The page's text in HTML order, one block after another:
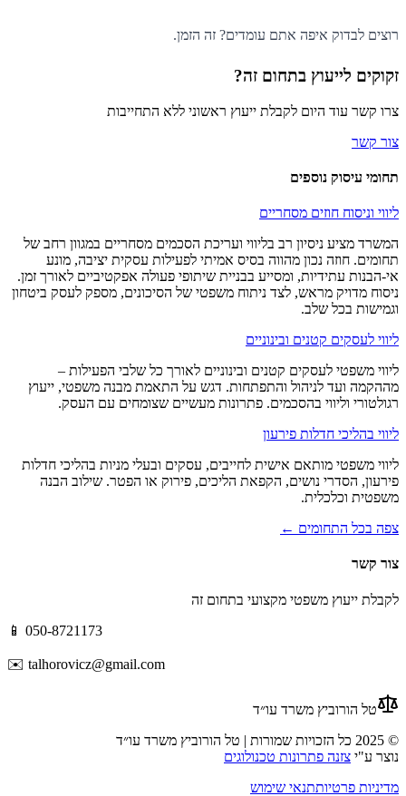
רוצים לבדוק איפה אתם עומדים? זה הזמן.
זקוקים לייעוץ בתחום זה?
צרו קשר עוד היום לקבלת ייעוץ ראשוני ללא התחייבות
צור קשר
תחומי עיסוק נוספים
ליווי וניסוח חוזים מסחריים
המשרד מציע ניסיון רב בליווי ועריכת הסכמים מסחריים במגוון רחב של
תחומים. חוזה נכון מהווה בסיס אמיתי לפעילות עסקית יציבה, מונע
אי-הבנות עתידיות, ומסייע בבניית שיתופי פעולה אפקטיביים לאורך זמן.
ניסוח מדויק מראש, לצד ניתוח משפטי של הסיכונים, מספק לעסק ביטחון
וגמישות בכל שלב.
ליווי לעסקים קטנים ובינוניים
ליווי משפטי לעסקים קטנים ובינוניים לאורך כל שלבי הפעילות –
מההקמה ועד לניהול והתפתחות. דגש על התאמת מבנה משפטי, ייעוץ
רגולטורי וליווי בהסכמים. פתרונות מעשיים שצומחים עם העסק.
ליווי בהליכי חדלות פירעון
ליווי משפטי מותאם אישית לחייבים, עסקים ובעלי מניות בהליכי חדלות
פירעון, הסדרי נושים, הקפאת הליכים, פירוק או הפטר. שילוב הבנה
משפטית וכלכלית.
צפה בכל התחומים ←
צור קשר
לקבלת ייעוץ משפטי מקצועי בתחום זה
📱 050-8721173
✉️ talhorovicz@gmail.com
טל הורוביץ משרד עו״ד
© 2025 כל הזכויות שמורות | טל הורוביץ משרד עו״ד
נוצר ע"י צזנה פתרונות טכנולוגים
מדיניות פרטיותתנאי שימוש